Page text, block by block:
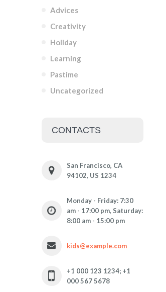
Advices
Creativity
Holiday
Learning
Pastime
Uncategorized
CONTACTS
San Francisco, CA
94102, US 1234
Monday - Friday: 7:30
am - 17:00 pm, Saturday:
8:00 am - 15:00 pm
kids@example.com
+1 000 123 1234; +1
000 567 5678